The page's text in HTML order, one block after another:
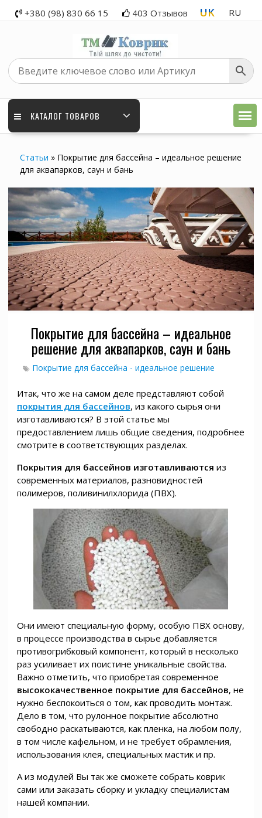
+380 (98) 830 66 15 403 Отзывов UK RU
КАТАЛОГ ТОВАРОВ
Статьи »Покрытие для бассейна – идеальное решение
для аквапарков, саун и бань
Покрытие для бассейна – идеальное
решение для аквапарков, саун и бань
Покрытие для бассейна - идеальное решение
Итак, что же на самом деле представляют собой
покрытия для бассейнов, из какого сырья они
изготавливаются? В этой статье мы
предоставлением лишь общие сведения, подробнее
смотрите в соответствующих разделах.
Покрытия для бассейнов изготавливаются из
современных материалов, разновидностей
полимеров, поливинилхлорида (ПВХ).
Они имеют специальную форму, особую ПВХ основу,
в процессе производства в сырье добавляется
противогрибковый компонент, который в несколько
раз усиливает их поистине уникальные свойства.
Важно отметить, что приобретая современное
высококачественное покрытие для бассейнов, не
нужно беспокоиться о том, как проводить монтаж.
Дело в том, что рулонное покрытие абсолютно
свободно раскатываются, как пленка, на любом полу,
в том числе кафельном, и не требует обрамления,
использования клея, специальных мастик и пр.
А из модулей Вы так же сможете собрать коврик
сами или заказать сборку и укладку специалистам
нашей компании.